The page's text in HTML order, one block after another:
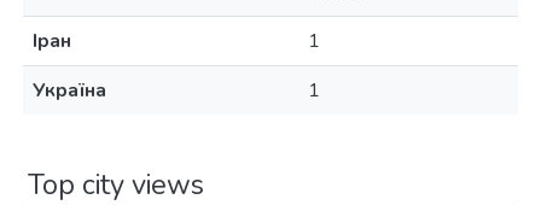
Іран
1
Україна
1
Top city views